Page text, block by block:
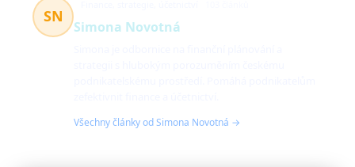
SN
Simona Novotná
Všechny články od Simona Novotná →